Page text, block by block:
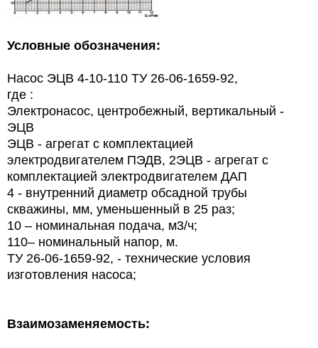
Условные обозначения:
Насос ЭЦВ 4-10-110 ТУ 26-06-1659-92,
где :
Электронасос, центробежный, вертикальный -
ЭЦВ
ЭЦВ - агрегат с комплектацией
электродвигателем ПЭДВ, 2ЭЦВ - агрегат с
комплектацией электродвигателем ДАП
4 - внутренний диаметр обсадной трубы
скважины, мм, уменьшенный в 25 раз;
10 – номинальная подача, м3/ч;
110– номинальный напор, м.
ТУ 26-06-1659-92, - технические условия
изготовления насоса;
Взаимозаменяемость: